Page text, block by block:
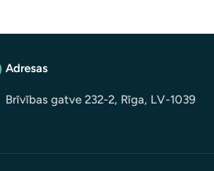
Adresas
Brīvības gatve 232-2, Rīga, LV-1039